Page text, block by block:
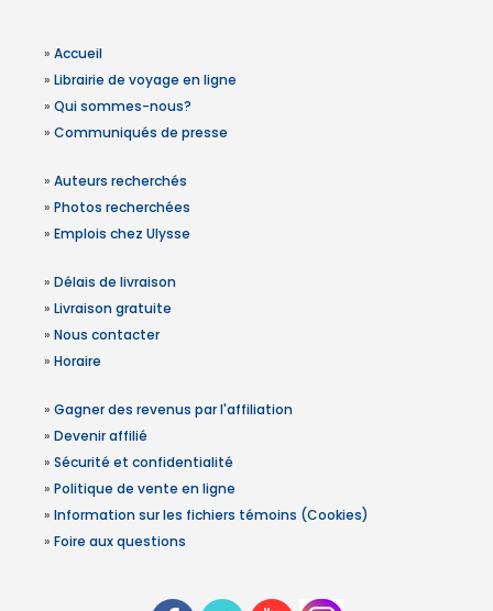
» Accueil
» Librairie de voyage en ligne
» Qui sommes-nous?
» Communiqués de presse
» Auteurs recherchés
» Photos recherchées
» Emplois chez Ulysse
» Délais de livraison
» Livraison gratuite
» Nous contacter
» Horaire
» Gagner des revenus par l'affiliation
» Devenir affilié
» Sécurité et confidentialité
» Politique de vente en ligne
» Information sur les fichiers témoins (Cookies)
» Foire aux questions